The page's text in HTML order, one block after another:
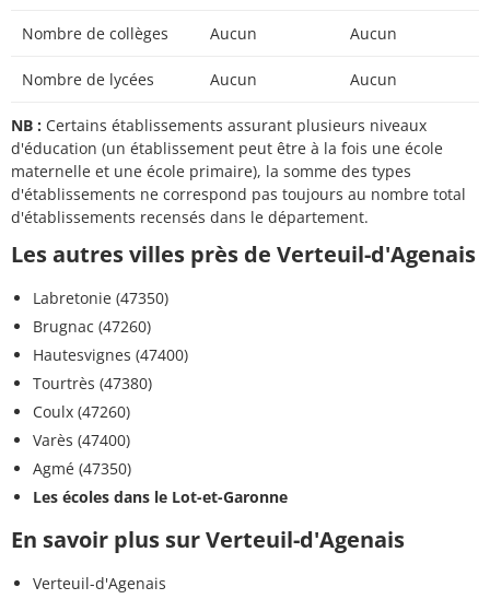
Nombre de collèges Aucun Aucun
Nombre de lycées Aucun Aucun
NB : Certains établissements assurant plusieurs niveaux
d'éducation (un établissement peut être à la fois une école
maternelle et une école primaire), la somme des types
d'établissements ne correspond pas toujours au nombre total
d'établissements recensés dans le département.
Les autres villes près de Verteuil-d'Agenais
Labretonie (47350)
Brugnac (47260)
Hautesvignes (47400)
Tourtrès (47380)
Coulx (47260)
Varès (47400)
Agmé (47350)
Les écoles dans le Lot-et-Garonne
En savoir plus sur Verteuil-d'Agenais
Verteuil-d'Agenais